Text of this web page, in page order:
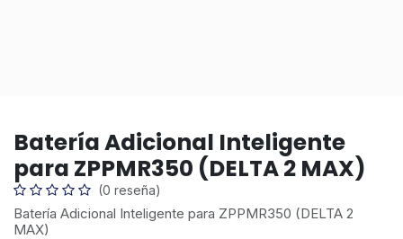
Batería Adicional Inteligente
para ZPPMR350 (DELTA 2 MAX)
(0 reseña)
Batería Adicional Inteligente para ZPPMR350 (DELTA 2
MAX)